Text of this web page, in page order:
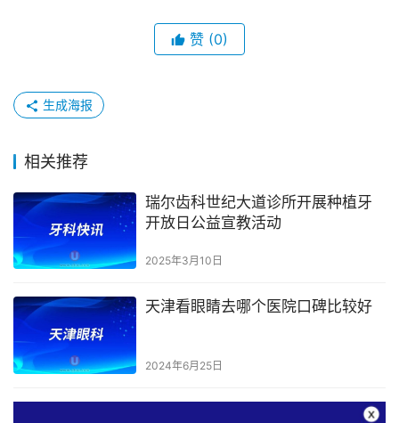
赞 (0)
生成海报
相关推荐
瑞尔齿科世纪大道诊所开展种植牙
开放日公益宣教活动
2025年3月10日
天津看眼睛去哪个医院口碑比较好
2024年6月25日